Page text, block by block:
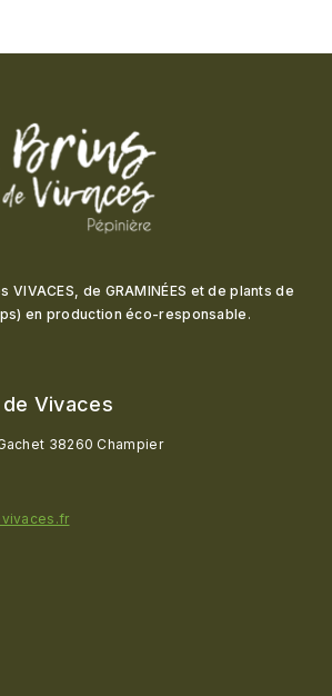
VIVACES, de GRAMINÉES et de plants de
en production éco-responsable .
Vivaces
38260 Champier